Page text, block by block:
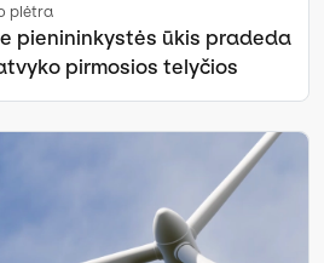
plėtra
pienininkystės ūkis pradeda
pirmosios telyčios